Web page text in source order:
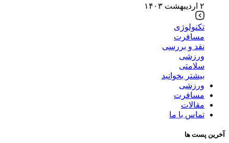
۲ اردیبهشت ۱۴۰۳
تکنولوژی
مسافرت
نقد و بررسی
ورزشی
سلامتی
بیشتر بخوانید
ورزشی
مسافرت
مقالات
تماس با ما
آخرین پست ها